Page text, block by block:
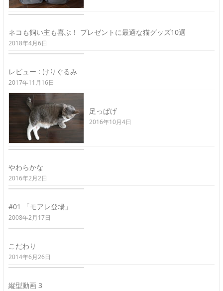
ネコも飼い主も喜ぶ！ プレゼントに最適な猫グッズ10選
2018年4月6日
レビュー : けりぐるみ
2017年11月16日
足っぱげ
2016年10月4日
やわらかな
2016年2月2日
#01 「モアレ登場」
2008年2月17日
こだわり
2014年6月26日
縦型動画 3